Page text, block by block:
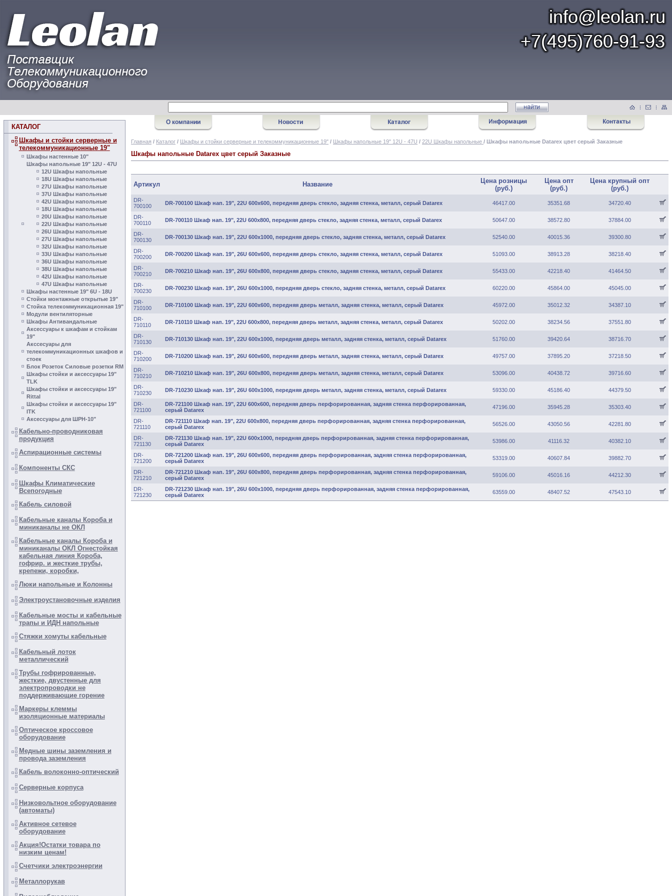
КАТАЛОГ
Шкафы и стойки серверные и
телекоммуникационные 19"
Шкафы настенные 10"
Шкафы напольные 19" 12U - 47U
12U Шкафы напольные
18U Шкафы напольные
27U Шкафы напольные
37U Шкафы напольные
42U Шкафы напольные
18U Шкафы напольные
20U Шкафы напольные
22U Шкафы напольные
26U Шкафы напольные
27U Шкафы напольные
32U Шкафы напольные
33U Шкафы напольные
36U Шкафы напольные
38U Шкафы напольные
42U Шкафы напольные
47U Шкафы напольные
Шкафы настенные 19" 6U - 18U
Стойки монтажные открытые 19"
Стойка телекоммуникационная 19"
Модули вентиляторные
Шкафы Антивандальные
Аксессуары к шкафам и стойкам
19"
Акссесуары для
телекоммуникационных шкафов и
cтоек
Блок Розеток Силовые розетки RM
Шкафы стойки и аксесcуары 19"
TLK
Шкафы стойки и аксессуары 19"
Rittal
Шкафы стойки и аксесcуары 19"
ITK
Аксессуары для ШРН-10"
Кабельно-проводниковая
продукция
Аспирационные системы
Компоненты СКС
Шкафы Климатические
Всепогодные
Кабель силовой
Кабельные каналы Короба и
миниканалы не ОКЛ
Кабельные каналы Короба и
миниканалы ОКЛ Огнестойкая
кабельная линия Короба,
гофрир. и жесткие трубы,
крепежи, коробки,
Люки напольные и Колонны
Электроустановочные изделия
Кабельные мосты и кабельные
трапы и ИДН напольные
Стяжки хомуты кабельные
Кабельный лоток
металлический
Трубы гофрированные,
жесткие, двустенные для
электропроводки не
поддерживающие горение
Маркеры клеммы
изоляционные материалы
Оптическое кроссовое
оборудование
Медные шины заземления и
провода заземления
Кабель волоконно-оптический
Серверные корпуса
Низковольтное оборудование
(автоматы)
Активное сетевое
оборудование
Акция!Остатки товара по
низким ценам!
Счетчики электроэнергии
Металлорукав
Главная / Каталог / Шкафы и стойки серверные и телекоммуникационные 19" / Шкафы напольные 19" 12U - 47U /22U Шкафы напольные/ Шкафы напольные Datarex цвет серый Заказные
Шкафы напольные Datarex цвет серый Заказные
Артикул Название
Цена розницы
(руб.)
Цена опт
(руб.)
Цена крупный опт
(руб.)
DR-
700100
DR-700100 Шкаф нап. 19", 22U 600х600, передняя дверь стекло, задняя стенка, металл, серый Datarex 46417.00 35351.68 34720.40
DR-
700110
DR-700110 Шкаф нап. 19", 22U 600х800, передняя дверь стекло, задняя стенка, металл, серый Datarex 50647.00 38572.80 37884.00
DR-
700130
DR-700130 Шкаф нап. 19", 22U 600х1000, передняя дверь стекло, задняя стенка, металл, серый Datarex 52540.00 40015.36 39300.80
DR-
700200
DR-700200 Шкаф нап. 19", 26U 600х600, передняя дверь стекло, задняя стенка, металл, серый Datarex 51093.00 38913.28 38218.40
DR-
700210
DR-700210 Шкаф нап. 19", 26U 600х800, передняя дверь стекло, задняя стенка, металл, серый Datarex 55433.00 42218.40 41464.50
DR-
700230
DR-700230 Шкаф нап. 19", 26U 600х1000, передняя дверь стекло, задняя стенка, металл, серый Datarex 60220.00 45864.00 45045.00
DR-
710100
DR-710100 Шкаф нап. 19", 22U 600х600, передняя дверь металл, задняя стенка, металл, серый Datarex 45972.00 35012.32 34387.10
DR-
710110
DR-710110 Шкаф нап. 19", 22U 600х800, передняя дверь металл, задняя стенка, металл, серый Datarex 50202.00 38234.56 37551.80
DR-
710130
DR-710130 Шкаф нап. 19", 22U 600х1000, передняя дверь металл, задняя стенка, металл, серый Datarex 51760.00 39420.64 38716.70
DR-
710200
DR-710200 Шкаф нап. 19", 26U 600х600, передняя дверь металл, задняя стенка, металл, серый Datarex 49757.00 37895.20 37218.50
DR-
710210
DR-710210 Шкаф нап. 19", 26U 600х800, передняя дверь металл, задняя стенка, металл, серый Datarex 53096.00 40438.72 39716.60
DR-
710230
DR-710230 Шкаф нап. 19", 26U 600х1000, передняя дверь металл, задняя стенка, металл, серый Datarex 59330.00 45186.40 44379.50
DR-
721100
DR-721100 Шкаф нап. 19", 22U 600х600, передняя дверь перфорированная, задняя стенка перфорированная,
серый Datarex
47196.00 35945.28 35303.40
DR-
721110
DR-721110 Шкаф нап. 19", 22U 600х800, передняя дверь перфорированная, задняя стенка перфорированная,
серый Datarex
56526.00 43050.56 42281.80
DR-
721130
DR-721130 Шкаф нап. 19", 22U 600х1000, передняя дверь перфорированная, задняя стенка перфорированная,
серый Datarex
53986.00 41116.32 40382.10
DR-
721200
DR-721200 Шкаф нап. 19", 26U 600х600, передняя дверь перфорированная, задняя стенка перфорированная,
серый Datarex
53319.00 40607.84 39882.70
DR-
721210
DR-721210 Шкаф нап. 19", 26U 600х800, передняя дверь перфорированная, задняя стенка перфорированная,
серый Datarex
59106.00 45016.16 44212.30
DR-
721230
DR-721230 Шкаф нап. 19", 26U 600х1000, передняя дверь перфорированная, задняя стенка перфорированная,
серый Datarex
63559.00 48407.52 47543.10